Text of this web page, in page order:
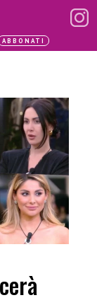
ABBONATI